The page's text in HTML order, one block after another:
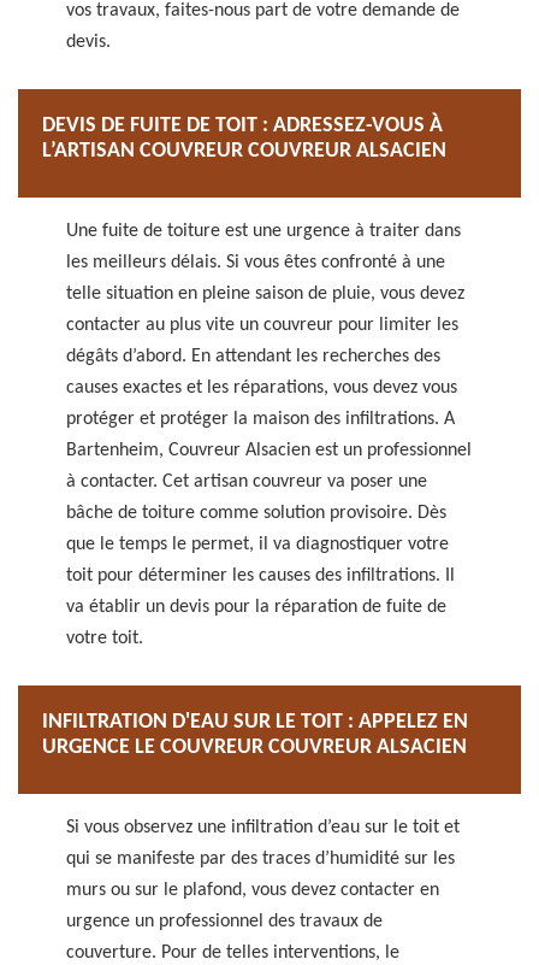
vos travaux, faites-nous part de votre demande de
devis.
DEVIS DE FUITE DE TOIT : ADRESSEZ-VOUS À
L’ARTISAN COUVREUR COUVREUR ALSACIEN
Une fuite de toiture est une urgence à traiter dans
les meilleurs délais. Si vous êtes confronté à une
telle situation en pleine saison de pluie, vous devez
contacter au plus vite un couvreur pour limiter les
dégâts d’abord. En attendant les recherches des
causes exactes et les réparations, vous devez vous
protéger et protéger la maison des infiltrations. A
Bartenheim, Couvreur Alsacien est un professionnel
à contacter. Cet artisan couvreur va poser une
bâche de toiture comme solution provisoire. Dès
que le temps le permet, il va diagnostiquer votre
toit pour déterminer les causes des infiltrations. Il
va établir un devis pour la réparation de fuite de
votre toit.
INFILTRATION D'EAU SUR LE TOIT : APPELEZ EN
URGENCE LE COUVREUR COUVREUR ALSACIEN
Si vous observez une infiltration d’eau sur le toit et
qui se manifeste par des traces d’humidité sur les
murs ou sur le plafond, vous devez contacter en
urgence un professionnel des travaux de
couverture. Pour de telles interventions, le